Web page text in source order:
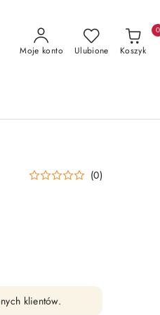
Moje konto Ulubione Koszyk
0
(0)
klientów.